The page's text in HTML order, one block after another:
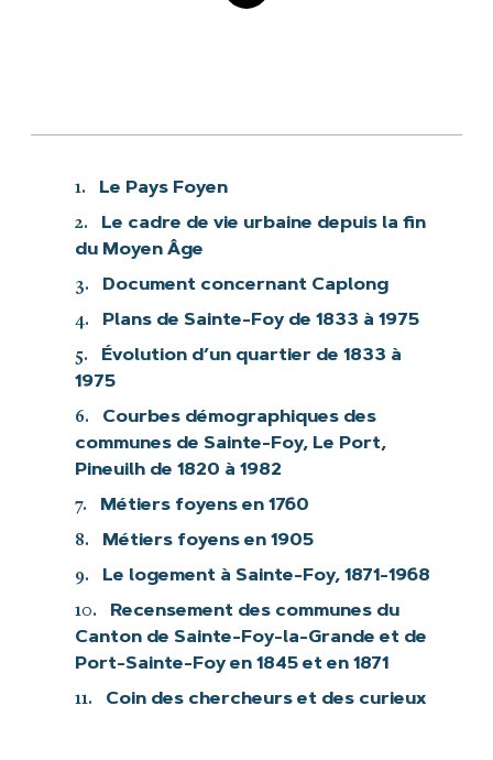
1.
Le Pays Foyen
2.
Le cadre de vie urbaine depuis la fin
du Moyen Âge
3.
Document concernant Caplong
4.
Plans de Sainte-Foy de 1833 à 1975
5.
Évolution d’un quartier de 1833 à
1975
6.
Courbes démographiques des
communes de Sainte-Foy, Le Port,
Pineuilh de 1820 à 1982
7.
Métiers foyens en 1760
8.
Métiers foyens en 1905
9.
Le logement à Sainte-Foy, 1871-1968
10.
Recensement des communes du
Canton de Sainte-Foy-la-Grande et de
Port-Sainte-Foy en 1845 et en 1871
11.
Coin des chercheurs et des curieux